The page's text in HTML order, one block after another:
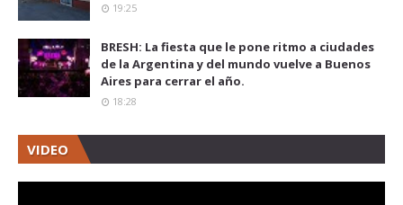
19:25
BRESH: La fiesta que le pone ritmo a ciudades
de la Argentina y del mundo vuelve a Buenos
Aires para cerrar el año.
18:28
VIDEO